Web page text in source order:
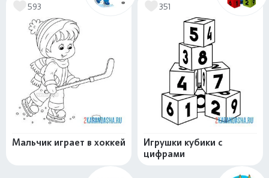
593
Мальчик играет в хоккей
351
Игрушки кубики с
цифрами